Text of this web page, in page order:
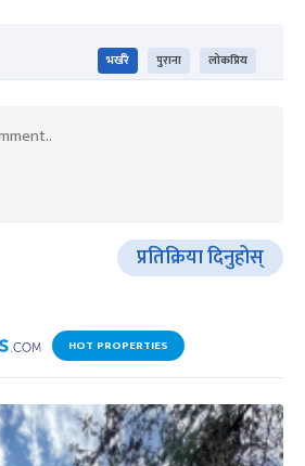
भर्खरै पुराना लोकप्रिय
प्रतिक्रिया दिनुहोस्
HOT PROPERTIES